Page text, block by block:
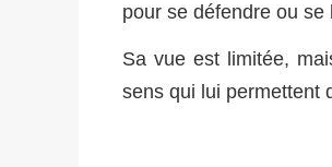
pour se défendre ou
Sa vue est limitée,
sens qui lui permettent